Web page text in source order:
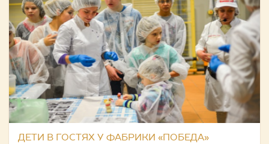
ДЕТИ В ГОСТЯХ У ФАБРИКИ «ПОБЕДА»